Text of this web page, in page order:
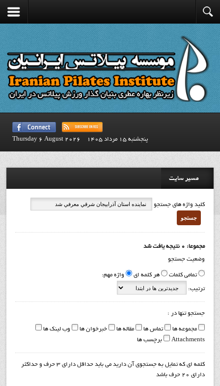
پنجشنبه 15 مرداد 1405 Thursday 6 August 2026
مسیر سایت
کلید واژه های جستجو
جستجو
مجموعا: 0 نتیجه یافت شد
وضعیت جستجو
تمامی کلمات هر کلمه ای واژه مهم:
ترتیب:
جستجو تنها در :
مجموعه ها تماس ها مقاله ها خبرخوان ها
وب لینک ها
Attachments
برچسب ها
کلمه ای که تمایل به جستجوی آن دارید می باید حداقل دارای 3 حرف و حداکثر
دارای 20 حرف باشد